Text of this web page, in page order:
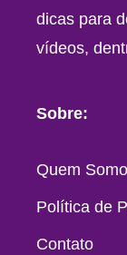
dicas para
vídeos,
Sobre:
Quem
Política de
Contato